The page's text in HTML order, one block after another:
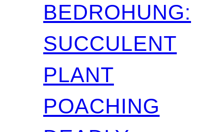
BEDROHUNG:
SUCCULENT
PLANT
POACHING